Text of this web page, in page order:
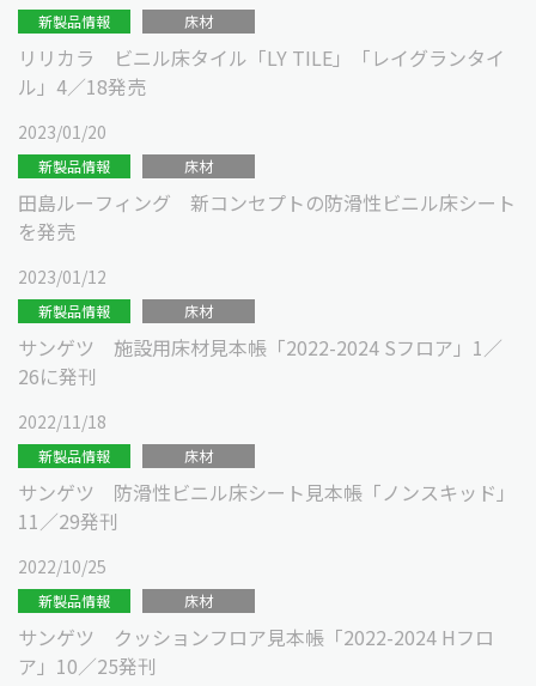
新製品情報 床材
リリカラ ビニル床タイル「LY TILE」「レイグランタイ
ル」4／18発売
2023/01/20
新製品情報 床材
田島ルーフィング 新コンセプトの防滑性ビニル床シート
を発売
2023/01/12
新製品情報 床材
サンゲツ 施設用床材見本帳「2022-2024 Sフロア」1／
26に発刊
2022/11/18
新製品情報 床材
サンゲツ 防滑性ビニル床シート見本帳「ノンスキッド」
11／29発刊
2022/10/25
新製品情報 床材
サンゲツ クッションフロア見本帳「2022-2024 Hフロ
ア」10／25発刊